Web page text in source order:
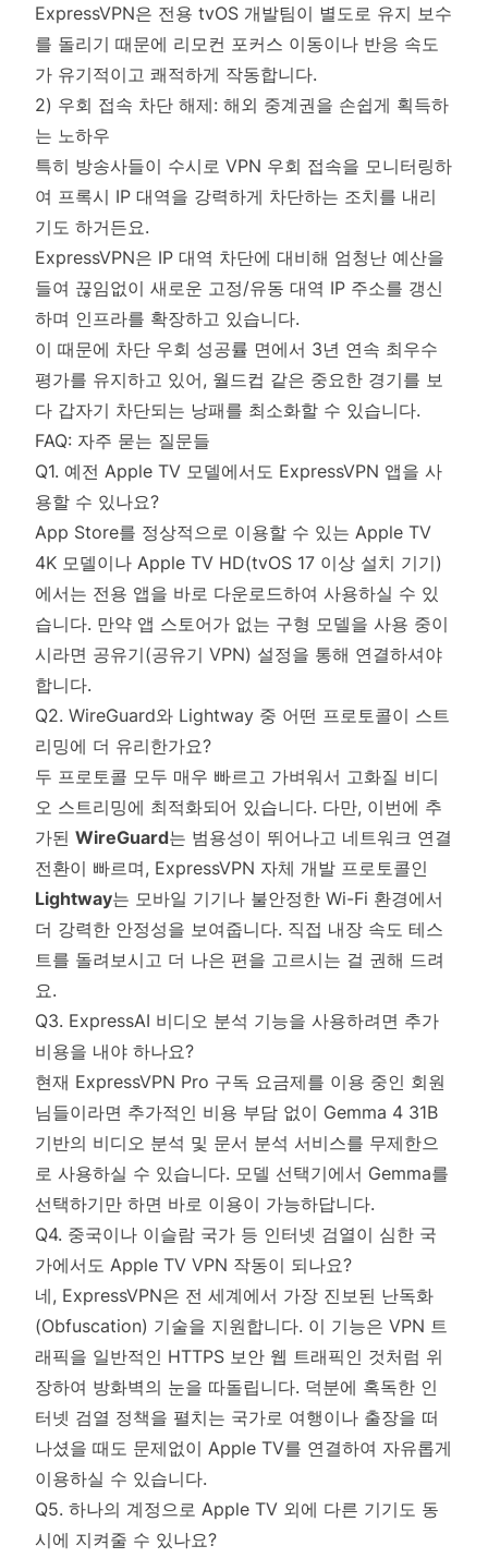
ExpressVPN은 전용 tvOS 개발팀이 별도로 유지 보수
를 돌리기 때문에 리모컨 포커스 이동이나 반응 속도
가 유기적이고 쾌적하게 작동합니다.
2) 우회 접속 차단 해제: 해외 중계권을 손쉽게 획득하
는 노하우
특히 방송사들이 수시로 VPN 우회 접속을 모니터링하
여 프록시 IP 대역을 강력하게 차단하는 조치를 내리
기도 하거든요.
ExpressVPN은 IP 대역 차단에 대비해 엄청난 예산을
들여 끊임없이 새로운 고정/유동 대역 IP 주소를 갱신
하며 인프라를 확장하고 있습니다.
이 때문에 차단 우회 성공률 면에서 3년 연속 최우수
평가를 유지하고 있어, 월드컵 같은 중요한 경기를 보
다 갑자기 차단되는 낭패를 최소화할 수 있습니다.
FAQ: 자주 묻는 질문들
Q1. 예전 Apple TV 모델에서도 ExpressVPN 앱을 사
용할 수 있나요?
App Store를 정상적으로 이용할 수 있는 Apple TV
4K 모델이나 Apple TV HD(tvOS 17 이상 설치 기기)
에서는 전용 앱을 바로 다운로드하여 사용하실 수 있
습니다. 만약 앱 스토어가 없는 구형 모델을 사용 중이
시라면 공유기(공유기 VPN) 설정을 통해 연결하셔야
합니다.
Q2. WireGuard와 Lightway 중 어떤 프로토콜이 스트
리밍에 더 유리한가요?
두 프로토콜 모두 매우 빠르고 가벼워서 고화질 비디
오 스트리밍에 최적화되어 있습니다. 다만, 이번에 추
가된 WireGuard는 범용성이 뛰어나고 네트워크 연결
전환이 빠르며, ExpressVPN 자체 개발 프로토콜인
Lightway는 모바일 기기나 불안정한 Wi-Fi 환경에서
더 강력한 안정성을 보여줍니다. 직접 내장 속도 테스
트를 돌려보시고 더 나은 편을 고르시는 걸 권해 드려
요.
Q3. ExpressAI 비디오 분석 기능을 사용하려면 추가
비용을 내야 하나요?
현재 ExpressVPN Pro 구독 요금제를 이용 중인 회원
님들이라면 추가적인 비용 부담 없이 Gemma 4 31B
기반의 비디오 분석 및 문서 분석 서비스를 무제한으
로 사용하실 수 있습니다. 모델 선택기에서 Gemma를
선택하기만 하면 바로 이용이 가능하답니다.
Q4. 중국이나 이슬람 국가 등 인터넷 검열이 심한 국
가에서도 Apple TV VPN 작동이 되나요?
네, ExpressVPN은 전 세계에서 가장 진보된 난독화
(Obfuscation) 기술을 지원합니다. 이 기능은 VPN 트
래픽을 일반적인 HTTPS 보안 웹 트래픽인 것처럼 위
장하여 방화벽의 눈을 따돌립니다. 덕분에 혹독한 인
터넷 검열 정책을 펼치는 국가로 여행이나 출장을 떠
나셨을 때도 문제없이 Apple TV를 연결하여 자유롭게
이용하실 수 있습니다.
Q5. 하나의 계정으로 Apple TV 외에 다른 기기도 동
시에 지켜줄 수 있나요?